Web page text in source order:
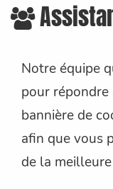
Notre équipe
pour
bannière de
afin que vous
de la